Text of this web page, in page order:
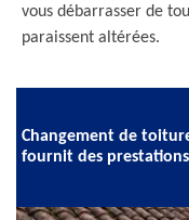
vous débarrasser de
paraissent altérées.
Changement de
fournit des